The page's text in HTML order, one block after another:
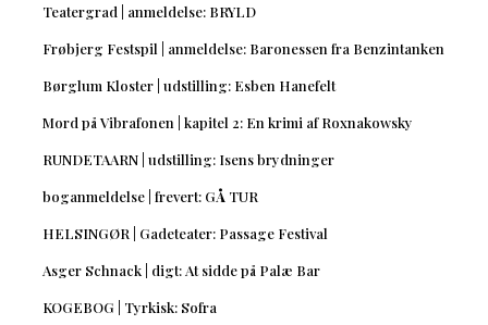
Teatergrad | anmeldelse: BRYLD
Frøbjerg Festspil | anmeldelse: Baronessen fra Benzintanken
Børglum Kloster | udstilling: Esben Hanefelt
Mord på Vibrafonen | kapitel 2: En krimi af Roxnakowsky
RUNDETAARN | udstilling: Isens brydninger
boganmeldelse | frevert: GÅ TUR
HELSINGØR | Gadeteater: Passage Festival
Asger Schnack | digt: At sidde på Palæ Bar
KOGEBOG | Tyrkisk: Sofra